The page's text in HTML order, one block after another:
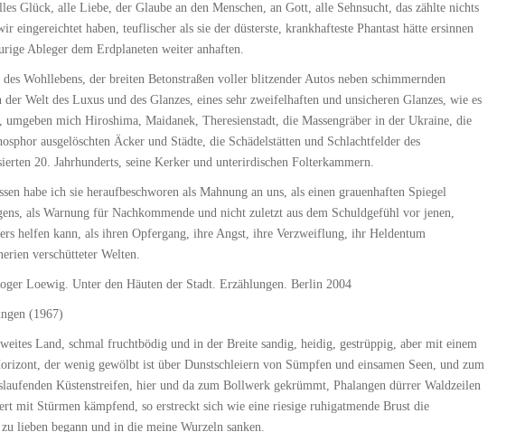
Glück, alle Liebe, der Glaube an den Menschen, an Gott, alle Sehnsucht, das zählte nichts
eingereichtet haben, teuflischer als sie der düsterste, krankhafteste Phantast hätte ersinnen
Ableger dem Erdplaneten weiter anhaften.
Wohllebens, der breiten Betonstraßen voller blitzender Autos neben schimmernden
Welt des Luxus und des Glanzes, eines sehr zweifelhaften und unsicheren Glanzes, wie es
mich Hiroshima, Maidanek, Theresienstadt, die Massengräber in der Ukraine, die
ausgelöschten Äcker und Städte, die Schädelstätten und Schlachtfelder des
20. Jahrhunderts, seine Kerker und unterirdischen Folterkammern.
habe ich sie heraufbeschworen als Mahnung an uns, als einen grauenhaften Spiegel
als Warnung für Nachkommende und nicht zuletzt aus dem Schuldgefühl vor jenen,
helfen kann, als ihren Opfergang, ihre Angst, ihre Verzweiflung, ihr Heldentum
verschütteter Welten.
Loewig. Unter den Häuten der Stadt. Erzählungen. Berlin 2004
(1967)
Land, schmal fruchtbödig und in der Breite sandig, heidig, gestrüppig, aber mit einem
der wenig gewölbt ist über Dunstschleiern von Sümpfen und einsamen Seen, und zum
Küstenstreifen, hier und da zum Bollwerk gekrümmt, Phalangen dürrer Waldzeilen
mit Stürmen kämpfend, so erstreckt sich wie eine riesige ruhigatmende Brust die
lieben begann und in die meine Wurzeln sanken.